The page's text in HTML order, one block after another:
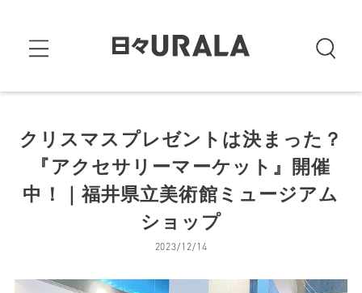
クリスマスプレゼントは決まった？
『アクセサリーマーケット』開催
中！｜福井県立美術館ミュージアム
ショップ
2023/12/14